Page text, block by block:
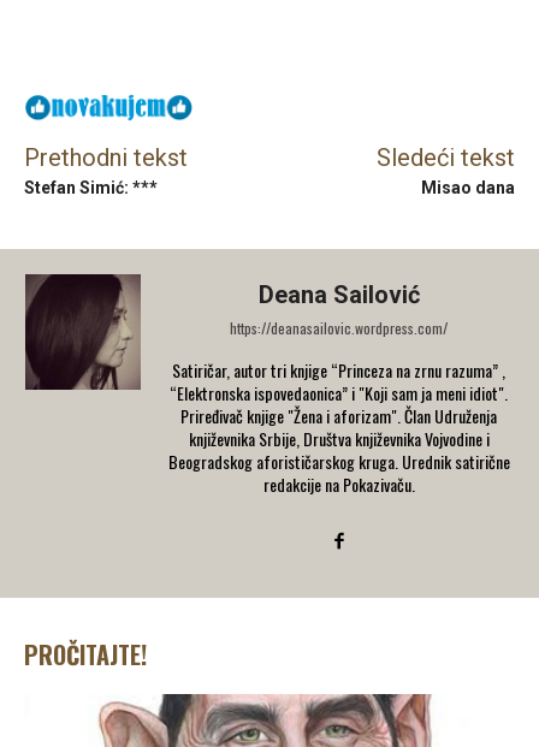
Prethodni tekst
Stefan Simić: ***
Sledeći tekst
Misao dana
Deana Sailović
https://deanasailovic.wordpress.com/
Satiričar, autor tri knjige “Princeza na zrnu razuma” ,
“Elektronska ispovedaonica” i "Koji sam ja meni idiot".
Priređivač knjige "Žena i aforizam". Član Udruženja
književnika Srbije, Društva književnika Vojvodine i
Beogradskog aforističarskog kruga. Urednik satirične
redakcije na Pokazivaču.
PROČITAJTE!